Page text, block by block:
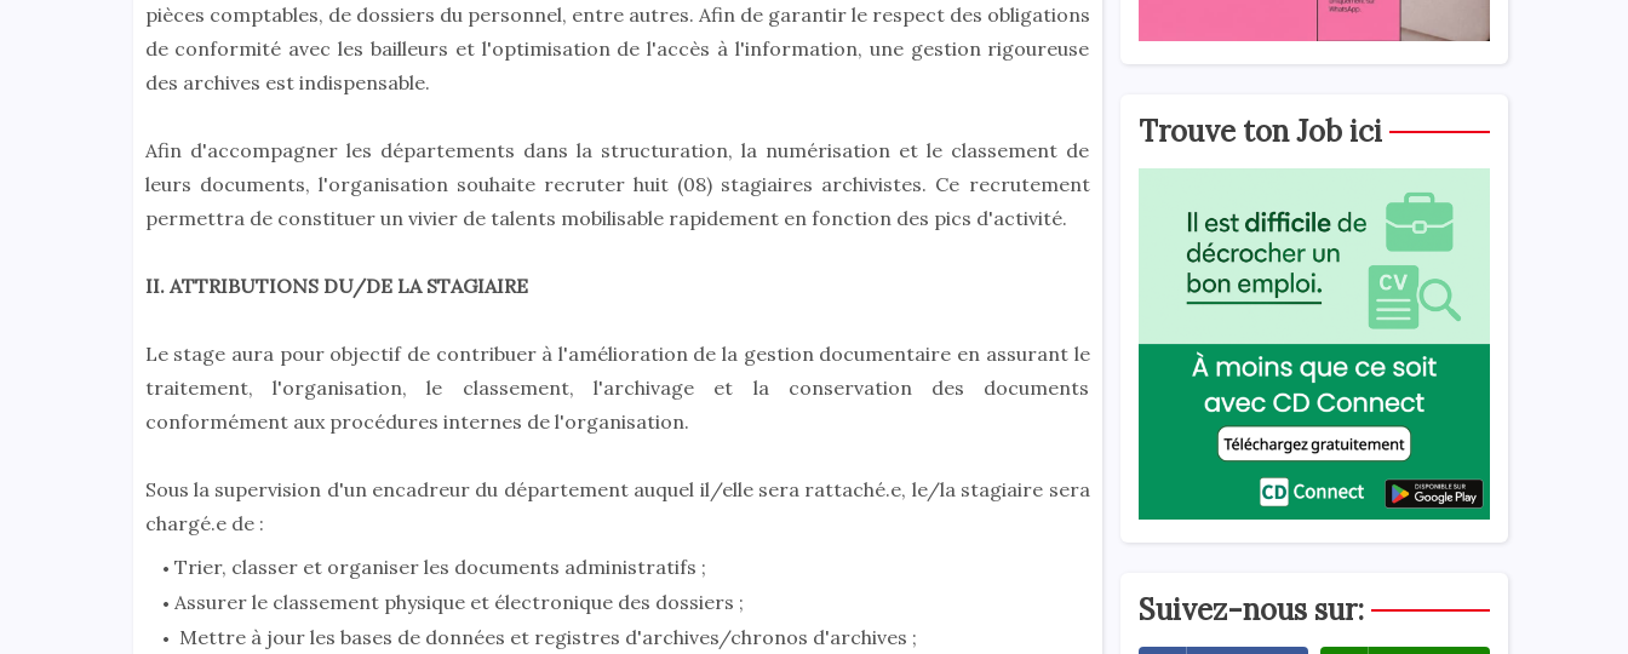
pièces comptables, de dossiers du personnel, entre autres. Afin de garantir le respect des obligations
de conformité avec les bailleurs et l'optimisation de l'accès à l'information, une gestion rigoureuse
des archives est indispensable.
Afin d'accompagner les départements dans la structuration, la numérisation et le classement de
leurs documents, l'organisation souhaite recruter huit (08) stagiaires archivistes. Ce recrutement
permettra de constituer un vivier de talents mobilisable rapidement en fonction des pics d'activité.
II. ATTRIBUTIONS DU/DE LA STAGIAIRE
Le stage aura pour objectif de contribuer à l'amélioration de la gestion documentaire en assurant le
traitement, l'organisation, le classement, l'archivage et la conservation des documents
conformément aux procédures internes de l'organisation.
Sous la supervision d'un encadreur du département auquel il/elle sera rattaché.e, le/la stagiaire sera
chargé.e de :
Trier, classer et organiser les documents administratifs ;
Assurer le classement physique et électronique des dossiers ;
Mettre à jour les bases de données et registres d'archives/chronos d'archives ;
Trouve ton Job ici
Suivez-nous sur: